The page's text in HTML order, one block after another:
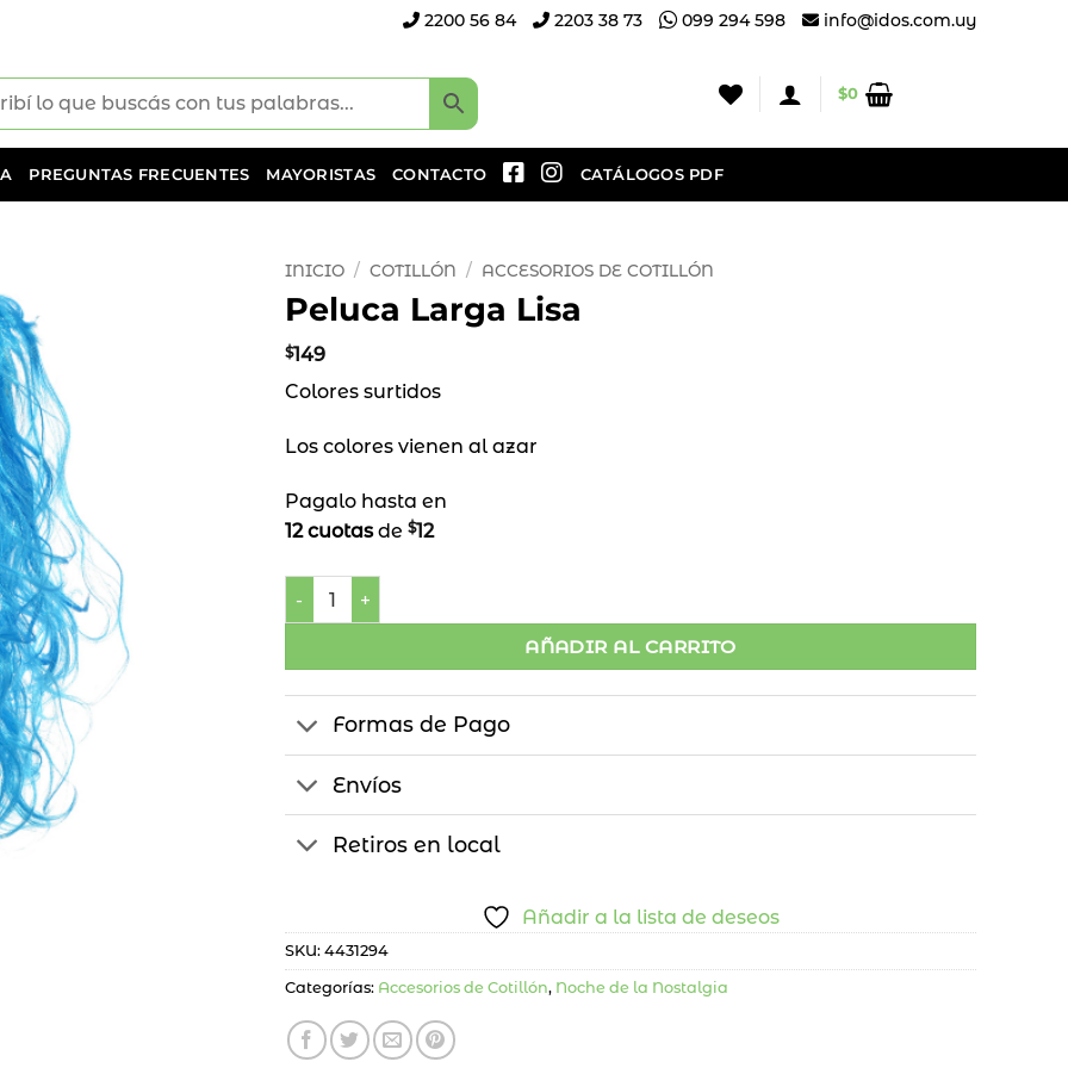
2200 56 84 2203 38 73 099 294 598 info@idos.com.uy
$0
PREGUNTAS FRECUENTES MAYORISTAS CONTACTO CATÁLOGOS PDF
INICIO / COTILLÓN / ACCESORIOS DE COTILLÓN
Peluca Larga Lisa
$149
Colores surtidos
Los colores vienen al azar
Pagalo hasta en
12 cuotasde $12
Peluca Larga Lisa cantidad
AÑADIR AL CARRITO
Formas de Pago
Envíos
Retiros en local
Añadir a la lista de deseos
SKU: 4431294
Categorías: Accesorios de Cotillón, Noche de la Nostalgia